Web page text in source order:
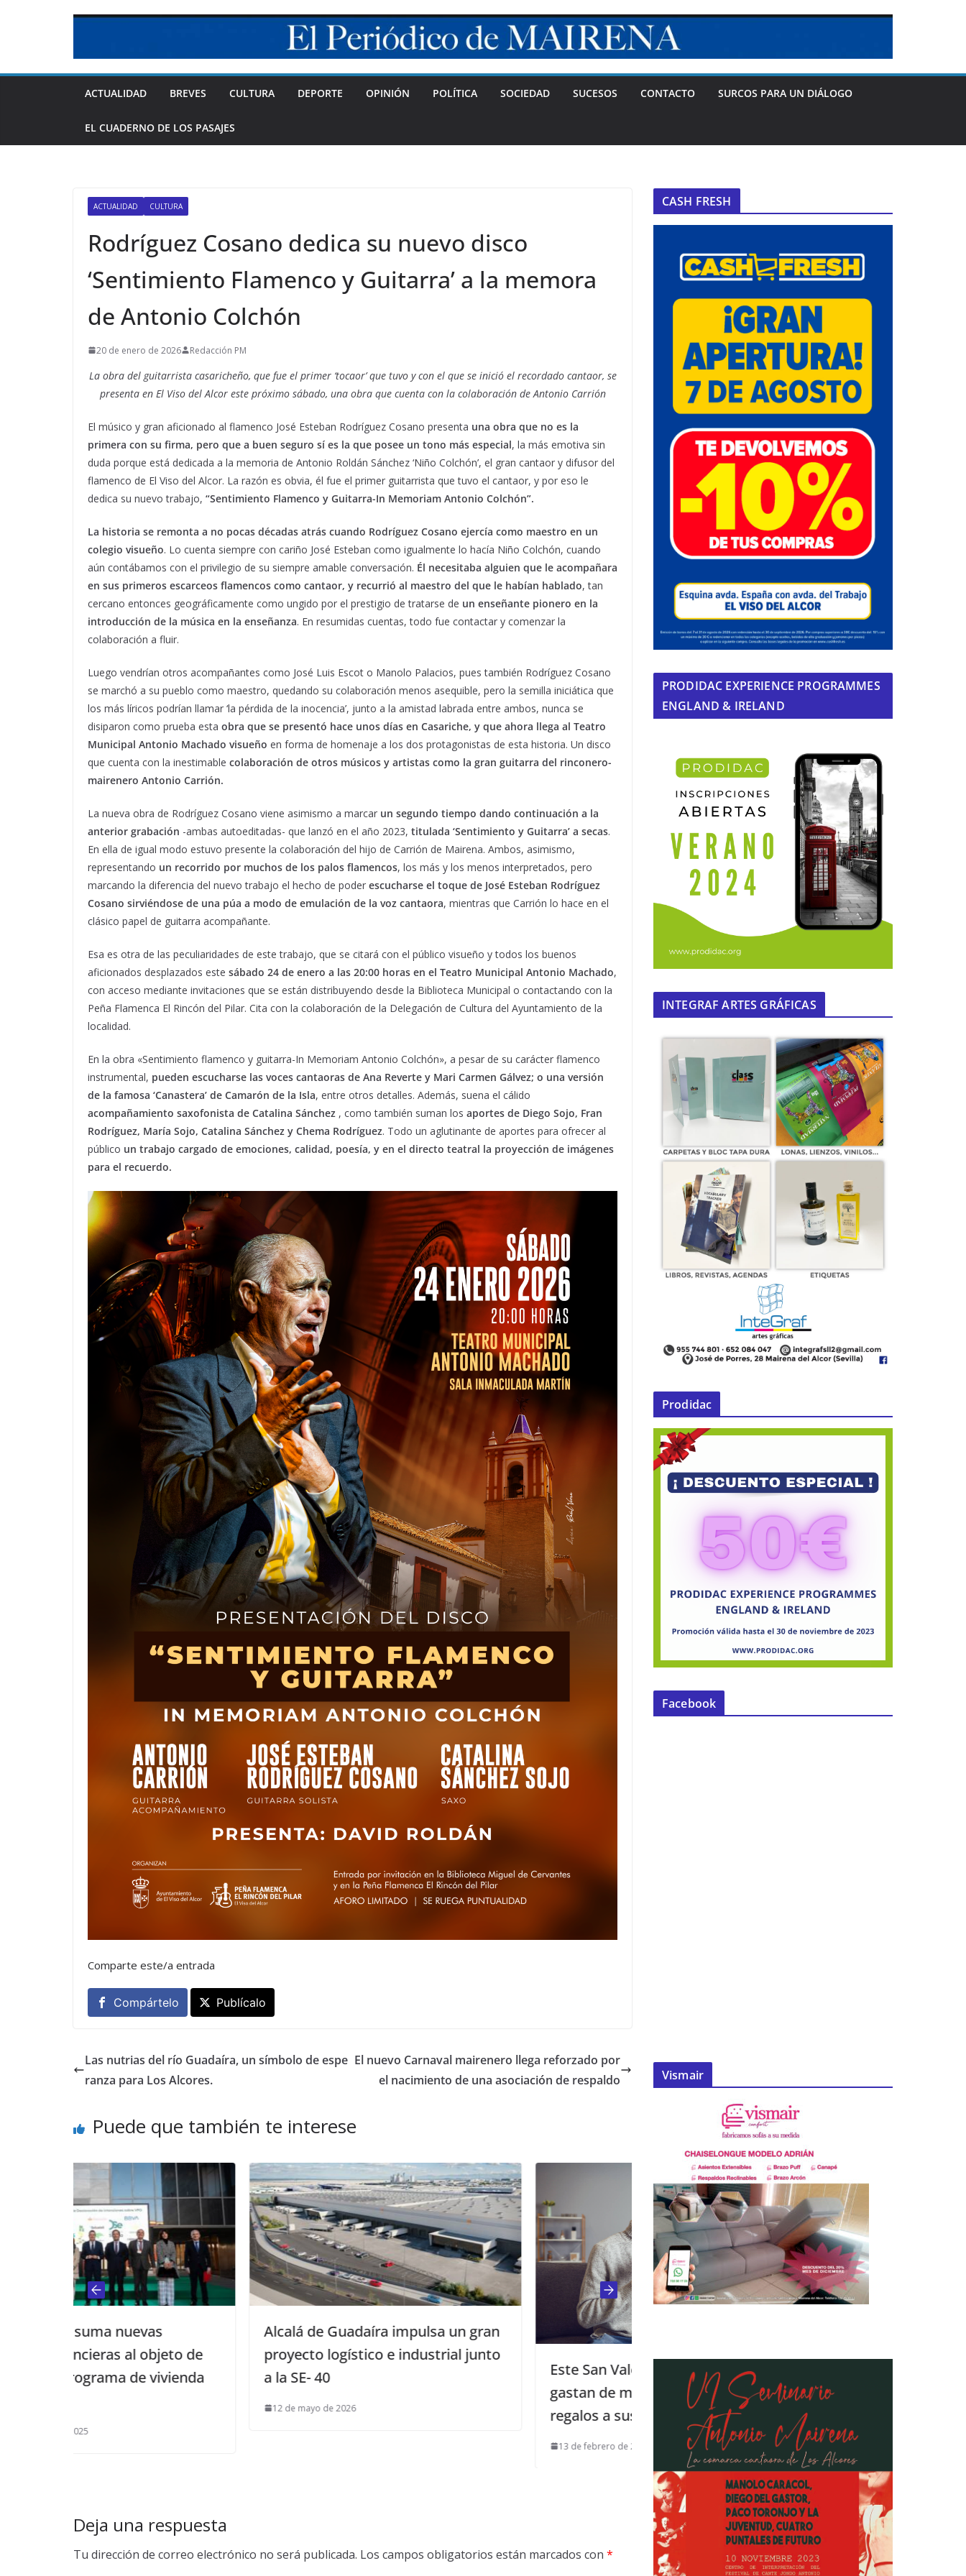
ACTUALIDAD BREVES CULTURA DEPORTE OPINIÓN POLÍTICA SOCIEDAD SUCESOS CONTACTO SURCOS PARA UN DIÁLOGO
EL CUADERNO DE LOS PASAJES
ACTUALIDAD CULTURA
Rodríguez Cosano dedica su nuevo disco
‘Sentimiento Flamenco y Guitarra’ a la memora
de Antonio Colchón
20 de enero de 2026 Redacción PM
La obra del guitarrista casaricheño, que fue el primer ‘tocaor’ que tuvo y con el que se inició el recordado cantaor, se
presenta en El Viso del Alcor este próximo sábado, una obra que cuenta con la colaboración de Antonio Carrión
El músico y gran aficionado al flamenco José Esteban Rodríguez Cosano presenta una obra que no es la
primera con su firma, pero que a buen seguro sí es la que posee un tono más especial, la más emotiva sin
duda porque está dedicada a la memoria de Antonio Roldán Sánchez ‘Niño Colchón’, el gran cantaor y difusor del
flamenco de El Viso del Alcor. La razón es obvia, él fue el primer guitarrista que tuvo el cantaor, y por eso le
dedica su nuevo trabajo, “Sentimiento Flamenco y Guitarra-In Memoriam Antonio Colchón”.
La historia se remonta a no pocas décadas atrás cuando Rodríguez Cosano ejercía como maestro en un
colegio visueño. Lo cuenta siempre con cariño José Esteban como igualmente lo hacía Niño Colchón, cuando
aún contábamos con el privilegio de su siempre amable conversación. Él necesitaba alguien que le acompañara
en sus primeros escarceos flamencos como cantaor, y recurrió al maestro del que le habían hablado, tan
cercano entonces geográficamente como ungido por el prestigio de tratarse de un enseñante pionero en la
introducción de la música en la enseñanza. En resumidas cuentas, todo fue contactar y comenzar la
colaboración a fluir.
Luego vendrían otros acompañantes como José Luis Escot o Manolo Palacios, pues también Rodríguez Cosano
se marchó a su pueblo como maestro, quedando su colaboración menos asequible, pero la semilla iniciática que
los más líricos podrían llamar ‘la pérdida de la inocencia’, junto a la amistad labrada entre ambos, nunca se
disiparon como prueba esta obra que se presentó hace unos días en Casariche, y que ahora llega al Teatro
Municipal Antonio Machado visueño en forma de homenaje a los dos protagonistas de esta historia. Un disco
que cuenta con la inestimable colaboración de otros músicos y artistas como la gran guitarra del rinconero-
mairenero Antonio Carrión.
La nueva obra de Rodríguez Cosano viene asimismo a marcar un segundo tiempo dando continuación a la
anterior grabación -ambas autoeditadas- que lanzó en el año 2023, titulada ‘Sentimiento y Guitarra’ a secas.
En ella de igual modo estuvo presente la colaboración del hijo de Carrión de Mairena. Ambos, asimismo,
representando un recorrido por muchos de los palos flamencos, los más y los menos interpretados, pero
marcando la diferencia del nuevo trabajo el hecho de poder escucharse el toque de José Esteban Rodríguez
Cosano sirviéndose de una púa a modo de emulación de la voz cantaora, mientras que Carrión lo hace en el
clásico papel de guitarra acompañante.
Esa es otra de las peculiaridades de este trabajo, que se citará con el público visueño y todos los buenos
aficionados desplazados este sábado 24 de enero a las 20:00 horas en el Teatro Municipal Antonio Machado,
con acceso mediante invitaciones que se están distribuyendo desde la Biblioteca Municipal o contactando con la
Peña Flamenca El Rincón del Pilar. Cita con la colaboración de la Delegación de Cultura del Ayuntamiento de la
localidad.
En la obra «Sentimiento flamenco y guitarra-In Memoriam Antonio Colchón», a pesar de su carácter flamenco
instrumental, pueden escucharse las voces cantaoras de Ana Reverte y Mari Carmen Gálvez; o una versión
de la famosa ‘Canastera’ de Camarón de la Isla, entre otros detalles. Además, suena el cálido
acompañamiento saxofonista de Catalina Sánchez , como también suman los aportes de Diego Sojo, Fran
Rodríguez, María Sojo, Catalina Sánchez y Chema Rodríguez. Todo un aglutinante de aportes para ofrecer al
público un trabajo cargado de emociones, calidad, poesía, y en el directo teatral la proyección de imágenes
para el recuerdo.
Comparte este/a entrada
Compártelo Publícalo
Las nutrias del río Guadaíra, un símbolo de espe
ranza para Los Alcores.
El nuevo Carnaval mairenero llega reforzado por
el nacimiento de una asociación de respaldo
Puede que también te interese
Alcalá de Guadaíra impulsa un gran
proyecto logístico e industrial junto
a la SE- 40
Este San Valentín los españoles
gastan de media 95 euros en
entidades financieras al objeto de
impulsar su programa de vivienda
pública
19 de diciembre de 2025
Deja una respuesta
Tu dirección de correo electrónico no será publicada. Los campos obligatorios están marcados con *
CASH FRESH
PRODIDAC EXPERIENCE PROGRAMMES
ENGLAND & IRELAND
INTEGRAF ARTES GRÁFICAS
Prodidac
Facebook
Vismair